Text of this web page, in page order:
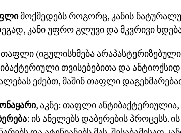
მოქმედებს როგორც, კანის
კანი უფრო გლუვი და მკვრივი
თაფლი (იგულისხმება
თვისებებითა და
ეძებთ, მაშინ თაფლი
, აკნე: თაფლი
: ის ანელებს დაბერების პროცესს.